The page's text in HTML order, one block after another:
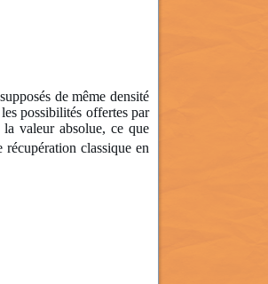
de même densité
possibilités offertes par
la valeur absolue, ce que
classique en